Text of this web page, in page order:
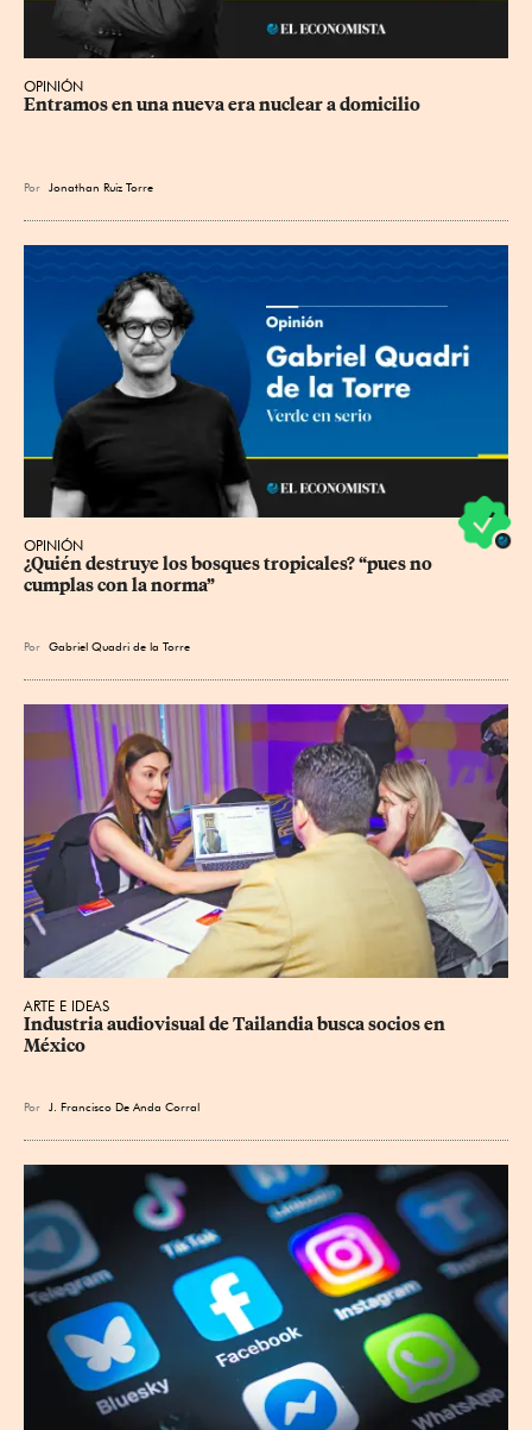
OPINIÓN
Entramos en una nueva era nuclear a domicilio
Por Jonathan Ruiz Torre
OPINIÓN
¿Quién destruye los bosques tropicales? “pues no
cumplas con la norma”
Por Gabriel Quadri de la Torre
ARTE E IDEAS
Industria audiovisual de Tailandia busca socios en
México
Por J. Francisco De Anda Corral